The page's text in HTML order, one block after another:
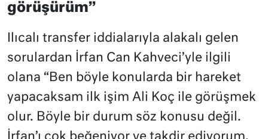
görüşürüm”
Ilıcalı transfer iddialarıyla alakalı gelen
sorulardan İrfan Can Kahveci’yle ilgili
olana “Ben böyle konularda bir hareket
yapacaksam ilk işim Ali Koç ile görüşmek
olur. Böyle bir durum söz konusu değil.